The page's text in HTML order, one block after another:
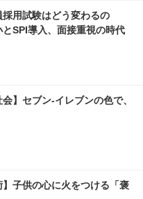
採用試験はどう変わるの
SPI導入、面接重視の時代
】セブン‐イレブンの色で、
】子供の心に火をつける「褒